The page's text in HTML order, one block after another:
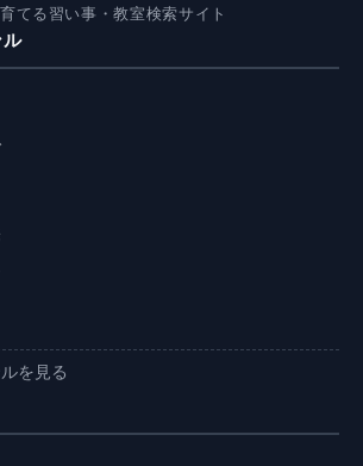
てる習い事・教室検索サイト
を見る